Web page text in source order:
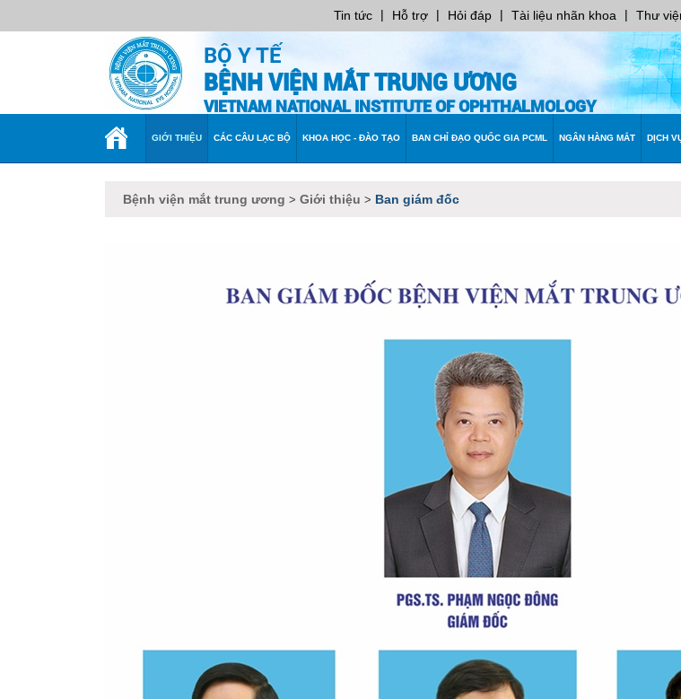
Tin tức | Hỗ trợ | Hỏi đáp | Tài liệu nhãn khoa | Thư
BỘ Y TẾ
BỆNH VIỆN MẮT TRUNG ƯƠNG
VIETNAM NATIONAL INSTITUTE OF OPHTHALMOLOGY
TRANG GIỚI THIỆU CÁC CÂU LẠC BỘ KHOA HỌC - ĐÀO TẠO BAN CHỈ ĐẠO QUỐC GIA PCML NGÂN HÀNG MẮT DỊCH
Bệnh viện mắt trung ương > Giới thiệu > Ban giám đốc